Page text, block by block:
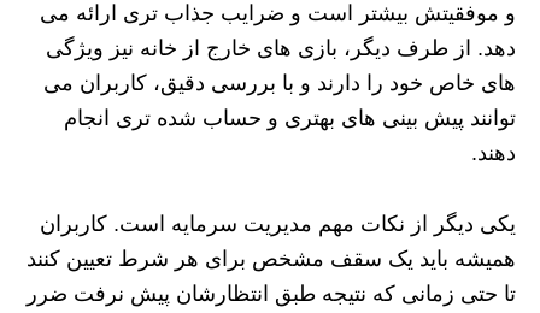
و موفقیتش بیشتر است و ضرایب جذاب‌ تری ارائه می‌
دهد. از طرف دیگر، بازی‌ های خارج از خانه نیز ویژگی‌
های خاص خود را دارند و با بررسی دقیق، کاربران می‌
توانند پیش‌ بینی‌ های بهتری و حساب‌ شده‌ تری انجام
دهند.
یکی دیگر از نکات مهم مدیریت سرمایه است. کاربران
همیشه باید یک سقف مشخص برای هر شرط تعیین کنند
تا حتی زمانی که نتیجه طبق انتظارشان پیش نرفت ضرر